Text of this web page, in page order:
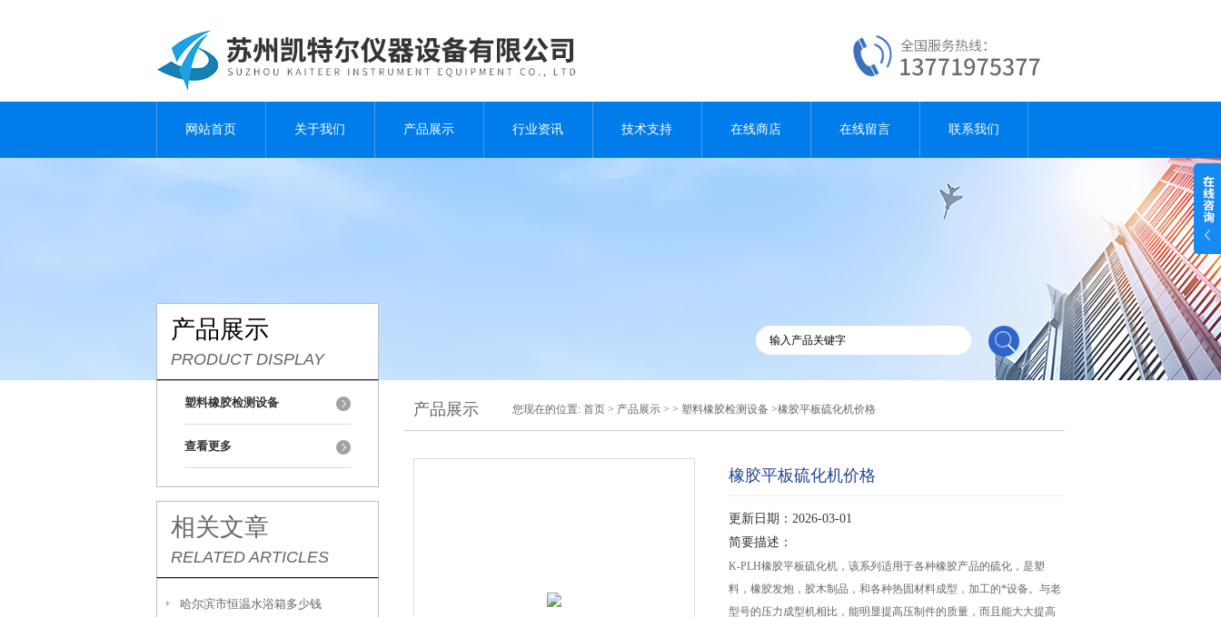
网站首页 关于我们 产品展示 行业资讯 技术支持 在线商店 在线留言 联系我们
产品展示
PRODUCT DISPLAY
塑料橡胶检测设备
查看更多
相关文章
RELATED ARTICLES
哈尔滨市恒温水浴箱多少钱
产品展示 您现在的位置: 首页 > 产品展示 > > 塑料橡胶检测设备 >橡胶平板硫化机价格
橡胶平板硫化机价格
更新日期：2026-03-01
简要描述：
K-PLH橡胶平板硫化机，该系列适用于各种橡胶产品的硫化，是塑
料，橡胶发炮，胶木制品，和各种热固材料成型，加工的*设备。与老
型号的压力成型机相比，能明显提高压制件的质量，而且能大大提高